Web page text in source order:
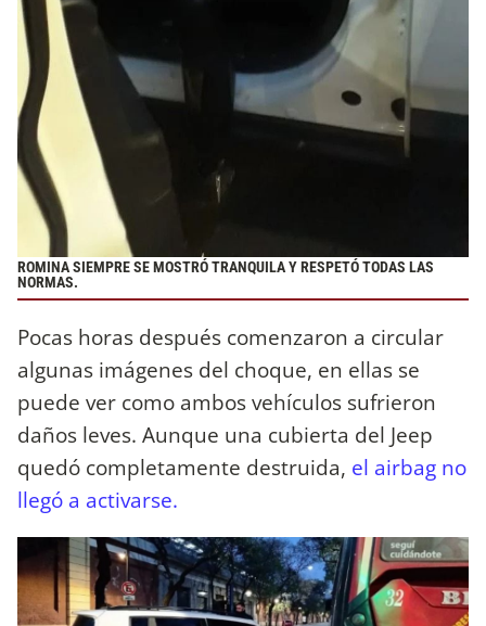
ROMINA SIEMPRE SE MOSTRÓ TRANQUILA Y RESPETÓ TODAS LAS
NORMAS.
Pocas horas después comenzaron a circular
algunas imágenes del choque, en ellas se
puede ver como ambos vehículos sufrieron
daños leves. Aunque una cubierta del Jeep
quedó completamente destruida, el airbag no
llegó a activarse.